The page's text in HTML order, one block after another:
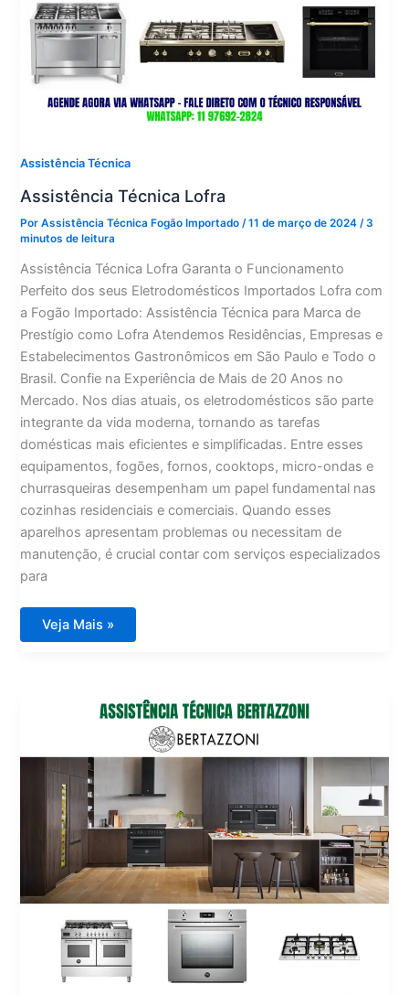
Assistência Técnica
Assistência Técnica Lofra
PorAssistência Técnica Fogão Importado /11 de março de 2024 /3
minutos de leitura
Assistência Técnica Lofra Garanta o Funcionamento
Perfeito dos seus Eletrodomésticos Importados Lofra com
a Fogão Importado: Assistência Técnica para Marca de
Prestígio como Lofra Atendemos Residências, Empresas e
Estabelecimentos Gastronômicos em São Paulo e Todo o
Brasil. Confie na Experiência de Mais de 20 Anos no
Mercado. Nos dias atuais, os eletrodomésticos são parte
integrante da vida moderna, tornando as tarefas
domésticas mais eficientes e simplificadas. Entre esses
equipamentos, fogões, fornos, cooktops, micro-ondas e
churrasqueiras desempenham um papel fundamental nas
cozinhas residenciais e comerciais. Quando esses
aparelhos apresentam problemas ou necessitam de
manutenção, é crucial contar com serviços especializados
para
Assistência
Técnica
Veja Mais »